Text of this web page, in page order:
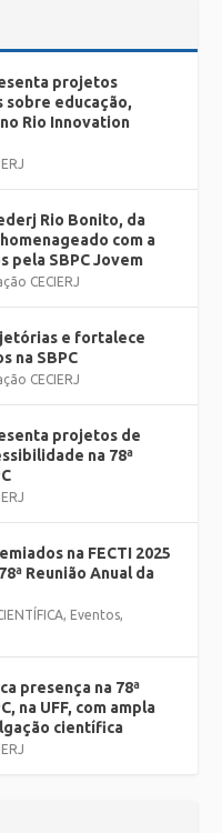
projetos
sobre educação,
Rio Innovation
Rio Bonito, da
com a
pela SBPC Jovem
CECIERJ
e fortalece
na SBPC
CECIERJ
projetos de
na 78ª
na FECTI 2025
Reunião Anual da
, Eventos,
presença na 78ª
na UFF, com ampla
científica